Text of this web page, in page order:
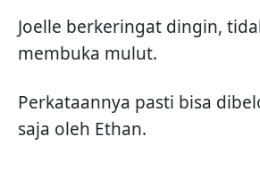
Joelle berkeringat dingin,
membuka mulut.
Perkataannya pasti bisa
saja oleh Ethan.